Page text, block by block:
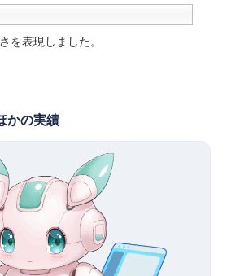
を表現しました。
かの実績